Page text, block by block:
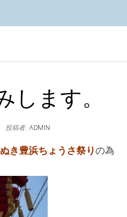
します。
投稿者: ADMIN
き豊浜ちょうさ祭りの為